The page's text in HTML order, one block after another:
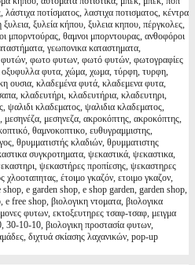
ποτίσματος, λαστιχα ποτισματος, κέντρα
ξυλεία κήπου, ξυλεια κηπου, πέργκολες,
μπορντούρας, θαμνοι μπορντουρας, ανθοφόροι
γεωπονικα καταστηματα,
φυτών, φωτο φυτων, φωτό φυτών, φωτογραφίες
φυτα, χώμα, χωμα, τύρφη, τυρφη,
ουσια, κλαδεμένα φυτά, κλαδεμενα φυτα,
κλαδευτήρι, κλαδευτήρια, κλαδευτηρι,
ψαλιδι κλαδεματος, ψαλιδια κλαδεματος,
μεσηνεζα, ακροκόπτης, ακροκόπτης,
θαμνοκοπτικο, ευθυγραμμιστης,
θρυμματιστής κλαδιών, θρυμματιστης
συγκροτηματα, ψεκαστικά, ψεκαστικα,
ψεκαστήρες προπίεσης, ψεκαστηρες
χλοοταπητας, έτοιμο γκαζόν, ετοιμο γκαζον,
e garden shop, e shop garden, garden shop,
free shop, βιολογικη ντοματα, βιολογικα
φυτων, εκτοξευτηρες τσαφ-τσαφ, μειγμα
30-10-10, βιολογικη προστασία φυτων,
διχτυά σκίασης λαχανικών, pop-up